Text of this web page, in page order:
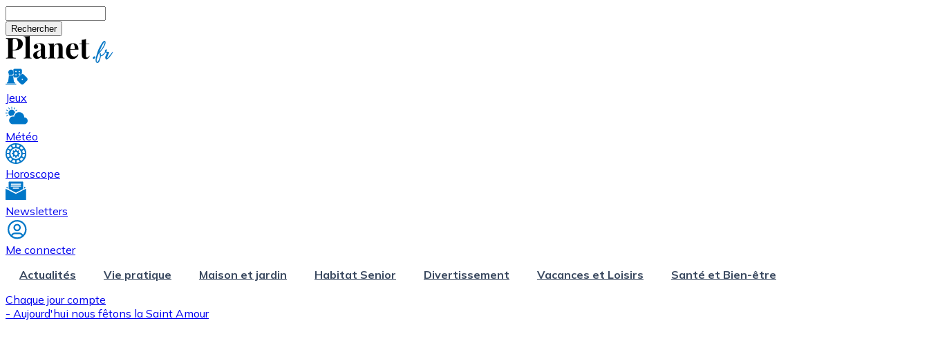
Jeux
Météo
Horoscope
Newsletters
Me connecter
Actualités
Vie pratique Maison et jardin Habitat Senior Divertissement Vacances et Loisirs
Santé et Bien-être
Chaque jour compte
- Aujourd'hui nous fêtons la Saint Amour